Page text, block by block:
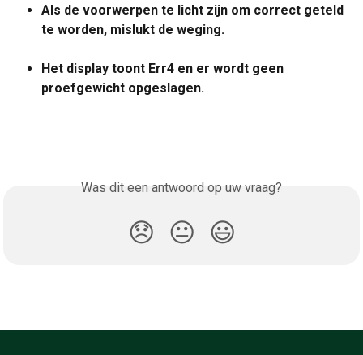
Als de voorwerpen te licht zijn om correct geteld
te worden, mislukt de weging.
Het display toont Err4 en er wordt geen
proefgewicht opgeslagen.
Was dit een antwoord op uw vraag?
😞 😐 😃